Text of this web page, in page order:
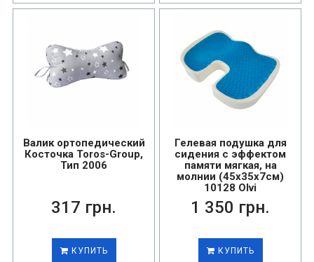
Валик ортопедический
Косточка Toros-Group,
Тип 2006
317 грн.
КУПИТЬ
Гелевая подушка для
сидения с эффектом
памяти мягкая, на
молнии (45х35х7см)
10128 Olvi
1 350 грн.
КУПИТЬ